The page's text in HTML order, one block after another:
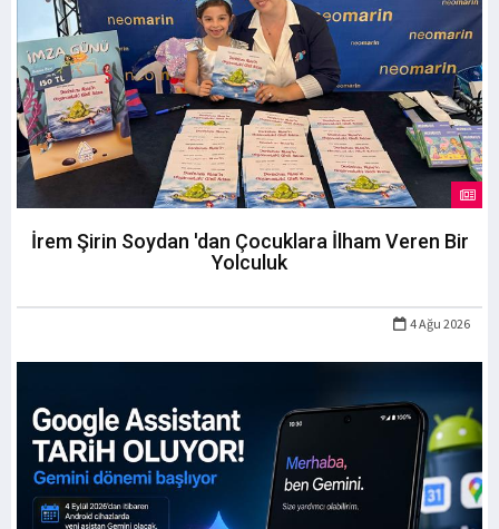
İrem Şirin Soydan 'dan Çocuklara İlham Veren Bir
Yolculuk
4 Ağu 2026